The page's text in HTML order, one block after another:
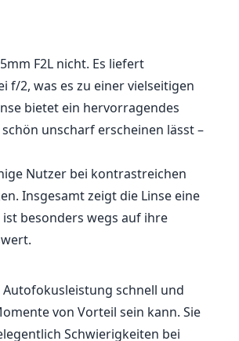
Verarbeitungsqualität. Die
den Elementen zu trotzen, ohne
Konstruktion kombiniert mit
sie sehr tragbar.
Anpassungen, ideal für jene
möchte. Mit ihrem eleganten
Ästhetik aus, die
F2L nicht. Es liefert
2, was es zu einer vielseitigen
bietet ein hervorragendes
unscharf erscheinen lässt –